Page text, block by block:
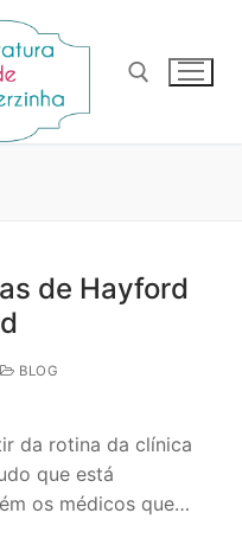
de Hayford
BLOG
da rotina da clínica
que está
os médicos que…